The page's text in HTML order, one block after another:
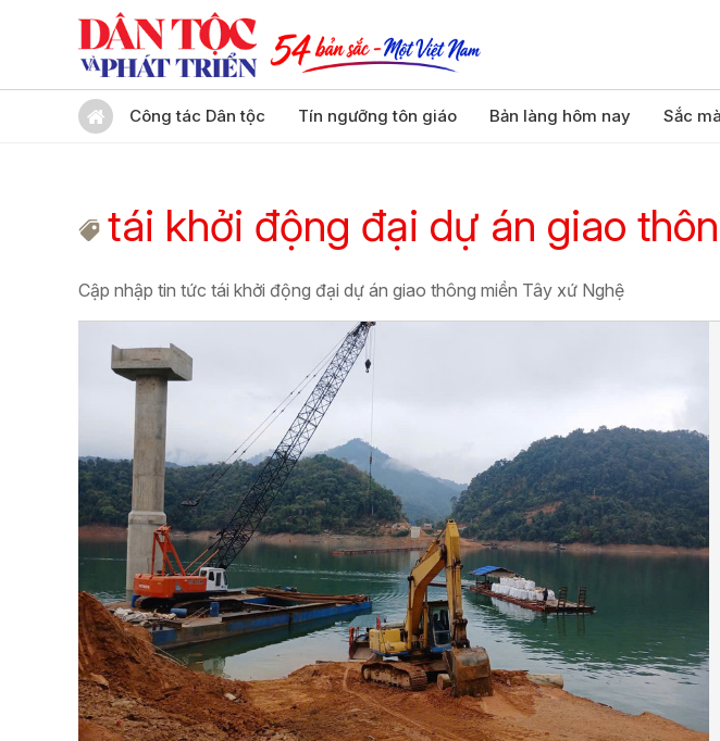
Công tác Dân tộc Tín ngưỡng tôn giáo Bản làng hôm nay Sắc
tái khởi động đại dự án giao
Cập nhập tin tức tái khởi động đại dự án giao thông miền Tây xứ Nghệ